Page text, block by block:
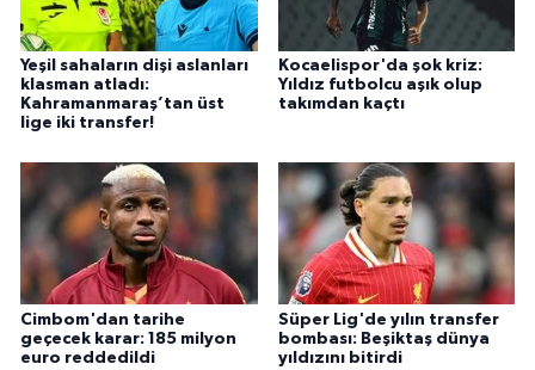
Yeşil sahaların dişi aslanları
klasman atladı:
Kahramanmaraş’tan üst
lige iki transfer!
Kocaelispor'da şok kriz:
Yıldız futbolcu aşık olup
takımdan kaçtı
Cimbom'dan tarihe
geçecek karar: 185 milyon
euro reddedildi
Süper Lig'de yılın transfer
bombası: Beşiktaş dünya
yıldızını bitirdi